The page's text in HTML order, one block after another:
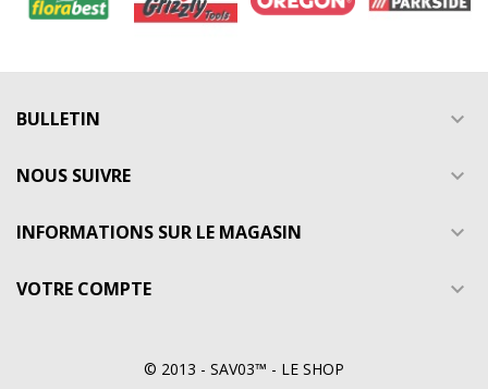
BULLETIN 
NOUS SUIVRE 
INFORMATIONS SUR LE MAGASIN 
VOTRE COMPTE 
© 2013 - SAV03™ - LE SHOP